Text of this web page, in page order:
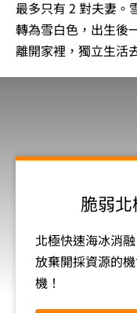
最多只有 2 對夫妻。
轉為雪白色，出生後
離開家裡，獨立生活
脆弱北
北極快速海冰消
放棄開採資源的
機！